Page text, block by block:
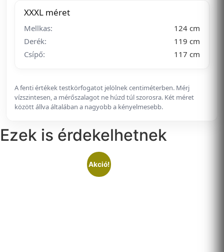
XXXL méret
Mellkas:
124 cm
Derék:
119 cm
Csípő:
117 cm
A fenti értékek testkörfogatot jelölnek centiméterben. Mérj
vízszintesen, a mérőszalagot ne húzd túl szorosra. Két méret
között állva általában a nagyobb a kényelmesebb.
Ezek is érdekelhetnek
Akció!